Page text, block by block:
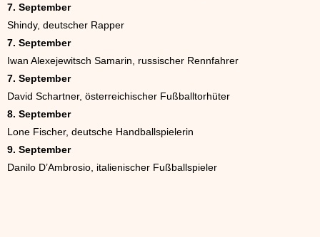
7. September
Shindy, deutscher Rapper
7. September
Iwan Alexejewitsch Samarin, russischer Rennfahrer
7. September
David Schartner, österreichischer Fußballtorhüter
8. September
Lone Fischer, deutsche Handballspielerin
9. September
Danilo D’Ambrosio, italienischer Fußballspieler